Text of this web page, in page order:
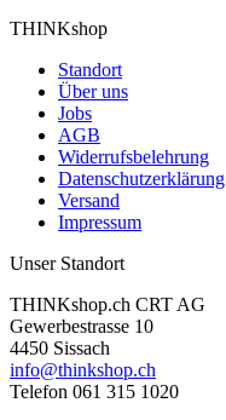
THINKshop
Standort
Über uns
Jobs
AGB
Widerrufsbelehrung
Datenschutzerklärung
Versand
Impressum
Unser Standort
THINKshop.ch CRT AG
Gewerbestrasse 10
4450 Sissach
info@thinkshop.ch
Telefon 061 315 1020